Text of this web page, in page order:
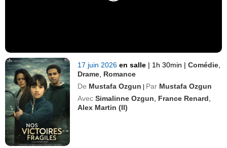
17 juin 2026en salle | 1h 30min | Comédie
Drame Romance
De Mustafa Ozgun | Par Mustafa Ozgun
Avec Simalinne Ozgun France Renard
Alex Martin (II)